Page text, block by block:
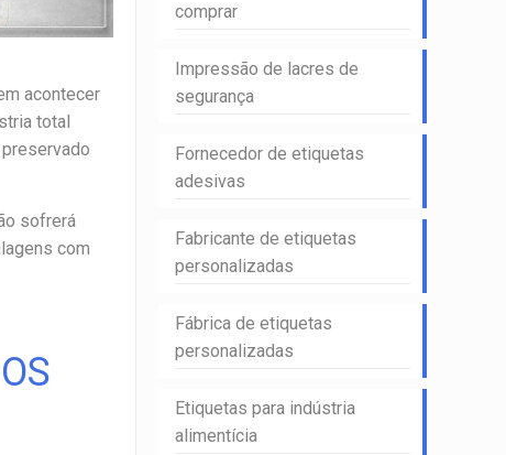
acontecer
total
sofrerá
com
comprar
Impressão de lacres de
segurança
Fornecedor de etiquetas
adesivas
Fabricante de etiquetas
personalizadas
Fábrica de etiquetas
personalizadas
Etiquetas para indústria
alimentícia